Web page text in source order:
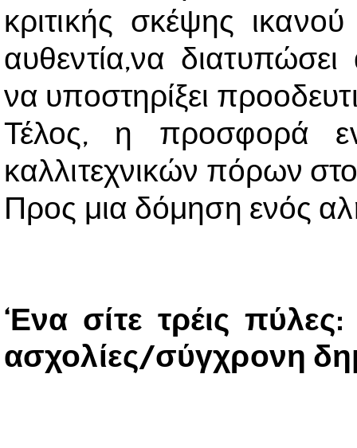
κριτικής σκέψης
αυθεντία,να
να υποστηρίξει
Τέλος, η προσφορά
καλλιτεχνικών πόρων
Προς μια δόμηση ενός
‘Ενα σίτε τρέις
ασχολίες/σύγχρονη